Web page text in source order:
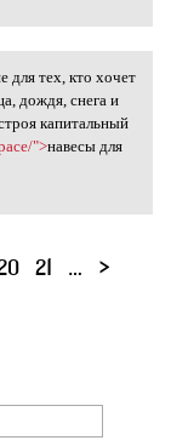
решение
тех, кто хочет
дождя, снега и
капитальный
">навесы для
21 …